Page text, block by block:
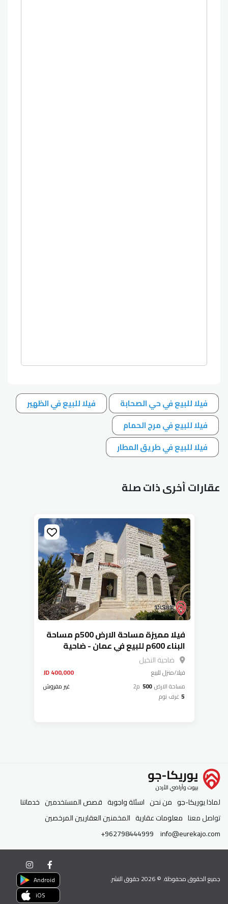
فيلا للبيع في حي الصحابة
فيلا للبيع في الظهير
فيلا للبيع في مرج الحمام
فيلا للبيع في طريق المطار
عقارات أخرى ذات صلة
فيلا مميزة مساحة الارض 500م مساحة
البناء 600م للبيع في عمان - ضاحية
النخيلضاحية النخيل
فيلا/منزلللبيع 400,000 JD
مساحة الارض 500 م2
غير مفروش
5 غرف نوم
لماذا يوريكا-جو من نحن اسئلة واجوبة قصص المستخدمين خدماتنا
تواصل معنا معلومات عقارية المخمنين العقاريين المرخصين
info@eurekajo.com
+962798444999
جميع الحقوق محفوظة. ©2026 حقوق النشر.
Android
iOS